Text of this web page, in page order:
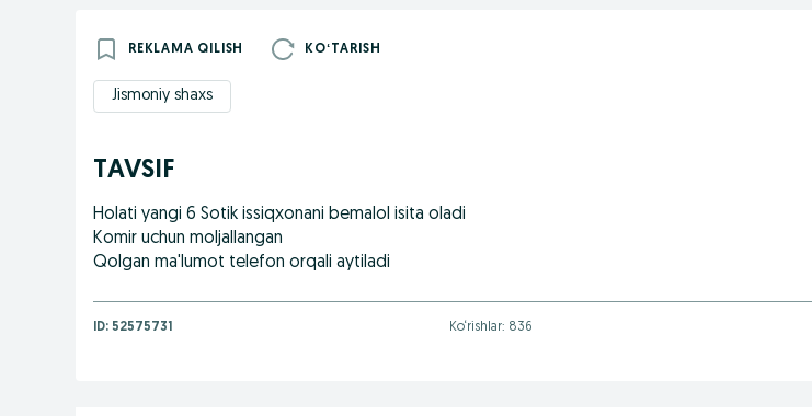
REKLAMA QILISH KOʻTARISH
Jismoniy shaxs
TAVSIF
Holati yangi 6 Sotik issiqxonani bemalol isita oladi
Komir uchun moljallangan
Qolgan ma'lumot telefon orqali aytiladi
ID: 52575731 Ko‘rishlar: 836